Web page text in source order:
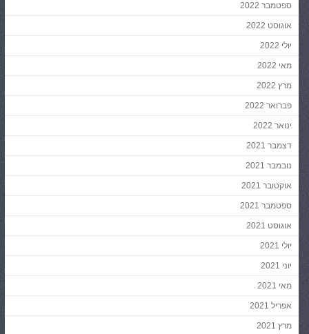
ספטמבר 2022
אוגוסט 2022
יולי 2022
מאי 2022
מרץ 2022
פברואר 2022
ינואר 2022
דצמבר 2021
נובמבר 2021
אוקטובר 2021
ספטמבר 2021
אוגוסט 2021
יולי 2021
יוני 2021
מאי 2021
אפריל 2021
מרץ 2021